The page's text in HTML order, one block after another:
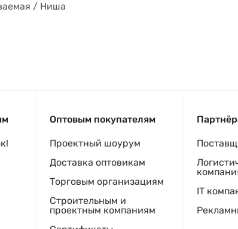
/ Ниша
Оптовым покупателям
Проектный шоурум
Доставка оптовикам
Торговым организациям
Строительным и
проектным компаниям
IT